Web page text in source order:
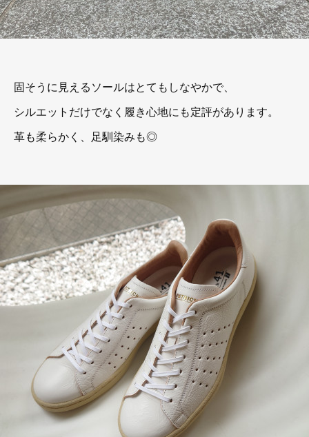
固そうに見えるソールはとてもしなやかで、
シルエットだけでなく履き心地にも定評があります。
革も柔らかく、足馴染みも◎